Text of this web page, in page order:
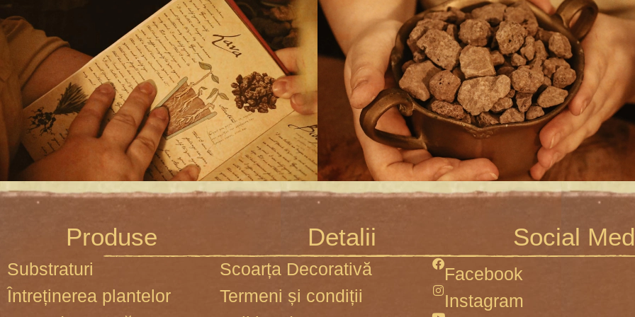
Produse Detalii Social
Substraturi
Întreținerea plantelor
Scoarța Decorativă
Termeni și condiții
Facebook
Instagram